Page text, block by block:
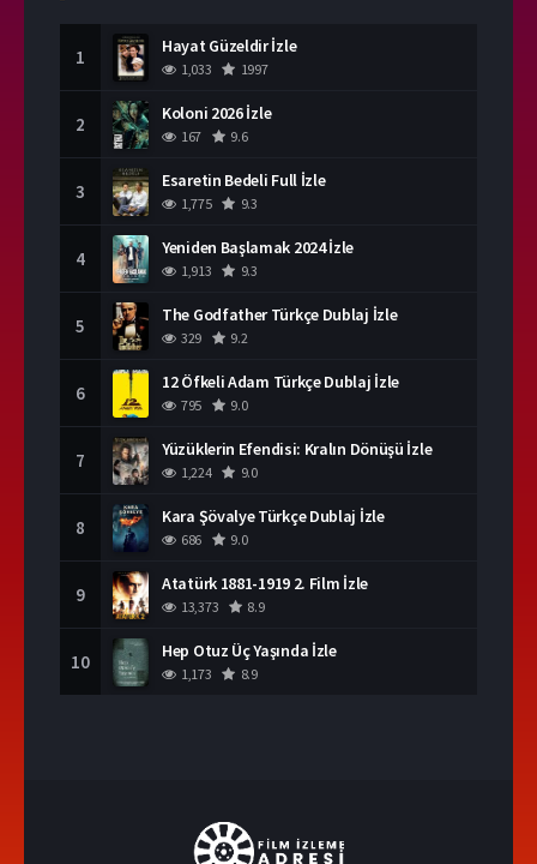
1 Hayat Güzeldir İzle
1,033 1997
2 Koloni 2026 İzle
167 9.6
3 Esaretin Bedeli Full İzle
1,775 9.3
4 Yeniden Başlamak 2024 İzle
1,913 9.3
5 The Godfather Türkçe Dublaj İzle
329 9.2
6 12 Öfkeli Adam Türkçe Dublaj İzle
795 9.0
7 Yüzüklerin Efendisi: Kralın Dönüşü İzle
1,224 9.0
8 Kara Şövalye Türkçe Dublaj İzle
686 9.0
9 Atatürk 1881-1919 2. Film İzle
13,373 8.9
10 Hep Otuz Üç Yaşında İzle
1,173 8.9